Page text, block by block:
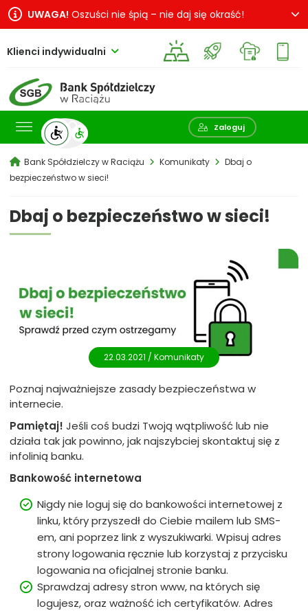
UWAGA! Oszuści nie śpią – nie daj się okraść!
Klienci indywidualni
Zaloguj
Pokaż wyszukiwarkę
Bank Spółdzielczy w Raciążu Komunikaty
Dbaj o
bezpieczeństwo w sieci!
Dbaj o bezpieczeństwo w sieci!
22.03.2021 / Komunikaty
Poznaj najważniejsze zasady bezpieczeństwa w
internecie.
Pamiętaj! Jeśli coś budzi Twoją wątpliwość lub nie
działa tak jak powinno, jak najszybciej skontaktuj się z
infolinią banku.
Bankowość internetowa
Nigdy nie loguj się do bankowości internetowej z
linku, który przyszedł do Ciebie mailem lub SMS-
em, ani poprzez link z wyszukiwarki. Wpisuj adres
strony logowania ręcznie lub korzystaj z przycisku
logowania na oficjalnej stronie banku.
Sprawdzaj adresy stron www, na których się
logujesz, oraz ważność ich certyfikatów. Adres